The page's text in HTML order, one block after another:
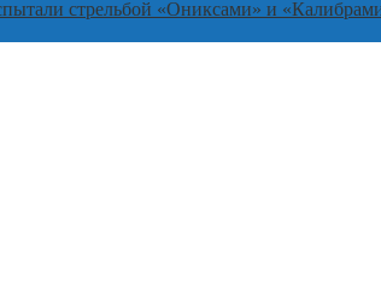
стрельбой «Ониксами» и